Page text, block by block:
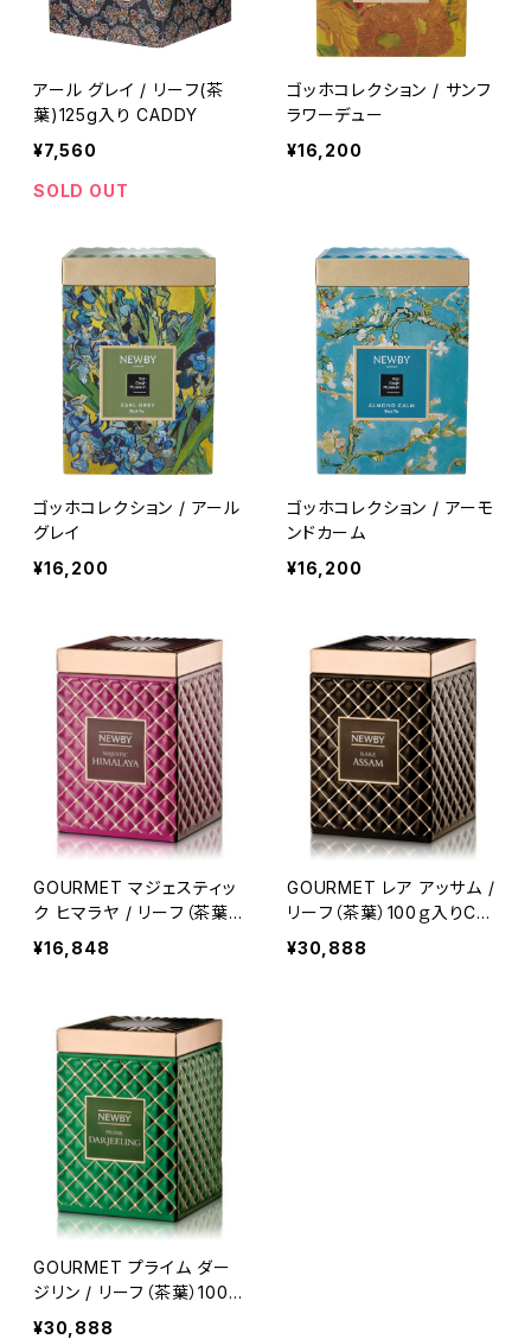
アール グレイ / リーフ(茶
葉)125g入り CADDY
¥7,560
SOLD OUT
ゴッホコレクション / サンフ
ラワーデュー
¥16,200
ゴッホコレクション / アール
グレイ
¥16,200
ゴッホコレクション / アーモ
ンドカーム
¥16,200
GOURMET マジェスティッ
ク ヒマラヤ / リーフ（茶葉）
50ｇ入りCADDY
¥16,848
GOURMET レア アッサム /
リーフ（茶葉）100ｇ入りCA
DDY
¥30,888
GOURMET プライム ダー
ジリン / リーフ（茶葉）100ｇ
入りCADDY
¥30,888